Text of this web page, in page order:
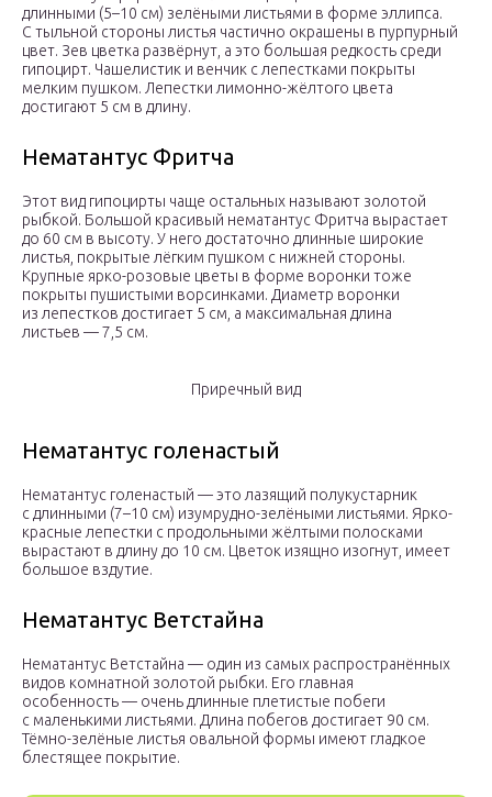
длинными (5–10 см) зелёными листьями в форме эллипса.
С тыльной стороны листья частично окрашены в пурпурный
цвет. Зев цветка развёрнут, а это большая редкость среди
гипоцирт. Чашелистик и венчик с лепестками покрыты
мелким пушком. Лепестки лимонно-жёлтого цвета
достигают 5 см в длину.
Нематантус Фритча
Этот вид гипоцирты чаще остальных называют золотой
рыбкой. Большой красивый нематантус Фритча вырастает
до 60 см в высоту. У него достаточно длинные широкие
листья, покрытые лёгким пушком с нижней стороны.
Крупные ярко-розовые цветы в форме воронки тоже
покрыты пушистыми ворсинками. Диаметр воронки
из лепестков достигает 5 см, а максимальная длина
листьев — 7,5 см.
Приречный вид
Нематантус голенастый
Нематантус голенастый — это лазящий полукустарник
с длинными (7–10 см) изумрудно-зелёными листьями. Ярко-
красные лепестки с продольными жёлтыми полосками
вырастают в длину до 10 см. Цветок изящно изогнут, имеет
большое вздутие.
Нематантус Ветстайна
Нематантус Ветстайна — один из самых распространённых
видов комнатной золотой рыбки. Его главная
особенность — очень длинные плетистые побеги
с маленькими листьями. Длина побегов достигает 90 см.
Тёмно-зелёные листья овальной формы имеют гладкое
блестящее покрытие.